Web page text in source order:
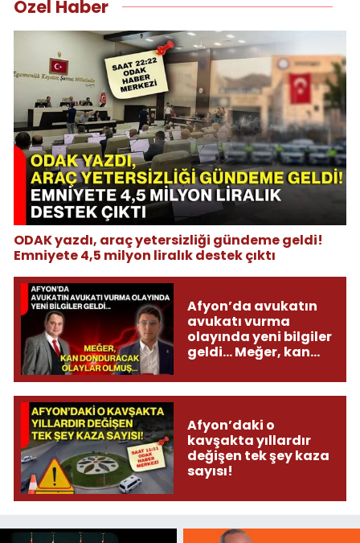
Özel Haber
ODAK yazdı, araç yetersizliği gündeme geldi!
Emniyete 4,5 milyon liralık destek çıktı
Afyon’da avukatın
avukatı vurma
olayında yeni bilgiler
geldi... Meğer, kan
olmuş...
Afyon’daki o
kavşakta yıllardır
değişen tek şey kaza
sayısı!